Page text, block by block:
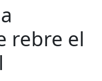
rebre el